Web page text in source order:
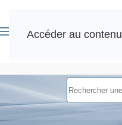
Accéder au